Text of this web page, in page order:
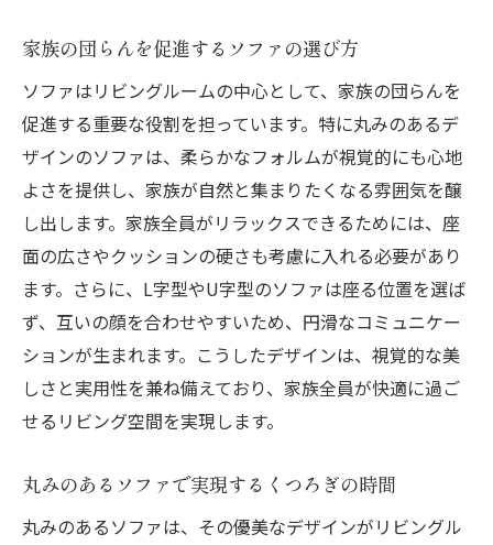
家族の団らんを促進するソファの選び方
ソファはリビングルームの中心として、家族の団らんを
促進する重要な役割を担っています。特に丸みのあるデ
ザインのソファは、柔らかなフォルムが視覚的にも心地
よさを提供し、家族が自然と集まりたくなる雰囲気を醸
し出します。家族全員がリラックスできるためには、座
面の広さやクッションの硬さも考慮に入れる必要があり
ます。さらに、L字型やU字型のソファは座る位置を選ば
ず、互いの顔を合わせやすいため、円滑なコミュニケー
ションが生まれます。こうしたデザインは、視覚的な美
しさと実用性を兼ね備えており、家族全員が快適に過ご
せるリビング空間を実現します。
丸みのあるソファで実現するくつろぎの時間
丸みのあるソファは、その優美なデザインがリビングル